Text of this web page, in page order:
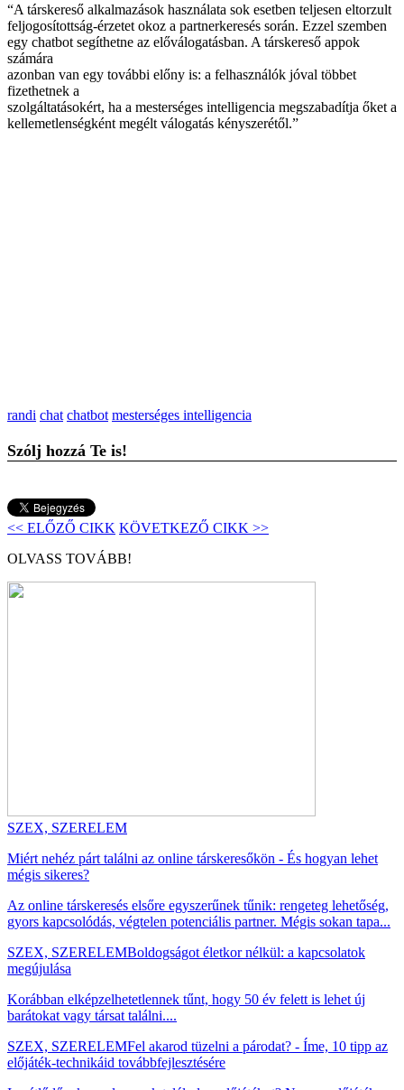
“A társkereső alkalmazások használata sok esetben teljesen eltorzult
feljogosítottság-érzetet okoz a partnerkeresés során. Ezzel szemben
egy chatbot segíthetne az előválogatásban. A társkereső appok
számára
azonban van egy további előny is: a felhasználók jóval többet
fizethetnek a
szolgáltatásokért, ha a mesterséges intelligencia megszabadítja őket a
kellemetlenségként megélt válogatás kényszerétől.”
randi chat chatbot mesterséges intelligencia
Szólj hozzá Te is!
<< ELŐZŐ CIKK KÖVETKEZŐ CIKK >>
OLVASS TOVÁBB!
SZEX, SZERELEM
Miért nehéz párt találni az online társkeresőkön - És hogyan lehet
mégis sikeres?
Az online társkeresés elsőre egyszerűnek tűnik: rengeteg lehetőség,
gyors kapcsolódás, végtelen potenciális partner. Mégis sokan tapa...
SZEX, SZERELEMBoldogságot életkor nélkül: a kapcsolatok
megújulása
Korábban elképzelhetetlennek tűnt, hogy 50 év felett is lehet új
barátokat vagy társat találni....
SZEX, SZERELEMFel akarod tüzelni a párodat? - Íme, 10 tipp az
előjáték-technikáid továbbfejlesztésére